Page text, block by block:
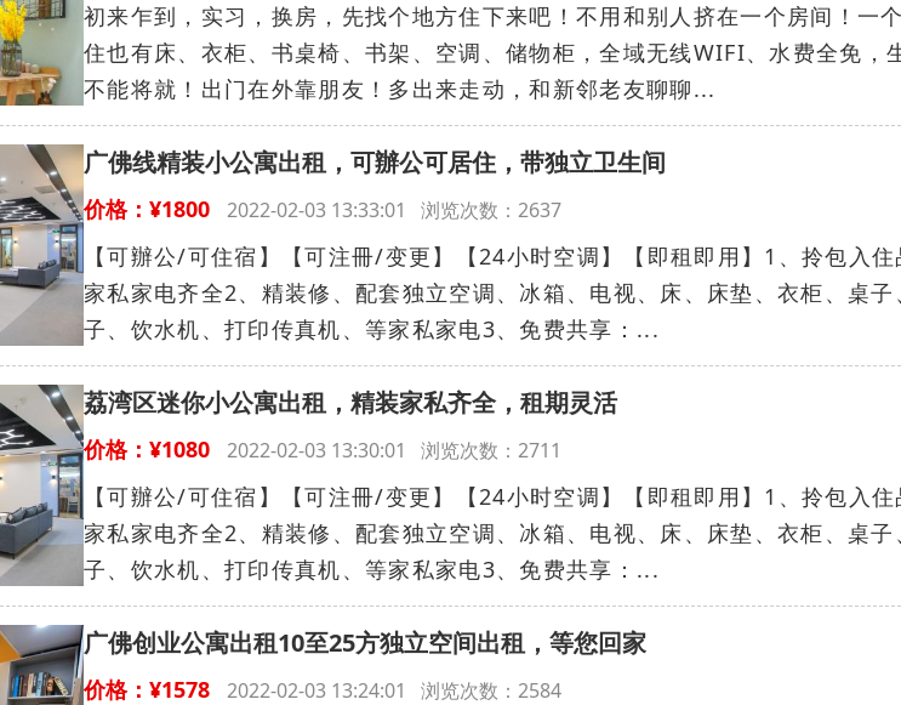
初来乍到，实习，换房，先找个地方住下来吧！不用和别人挤在一个房间！一
住也有床、衣柜、书桌椅、书架、空调、储物柜，全域无线WIFI、水费全免，
不能将就！出门在外靠朋友！多出来走动，和新邻老友聊聊...
广佛线精装小公寓出租，可辦公可居住，带独立卫生间
价格：¥1800 2022-02-03 13:33:01 浏览次数：2637
【可辦公/可住宿】【可注冊/变更】【24小时空调】【即租即用】1、拎包入
家私家电齐全2、精装修、配套独立空调、冰箱、电视、床、床垫、衣柜、桌子
子、饮水机、打印传真机、等家私家电3、免费共享：...
荔湾区迷你小公寓出租，精装家私齐全，租期灵活
价格：¥1080 2022-02-03 13:30:01 浏览次数：2711
【可辦公/可住宿】【可注冊/变更】【24小时空调】【即租即用】1、拎包入
家私家电齐全2、精装修、配套独立空调、冰箱、电视、床、床垫、衣柜、桌子
子、饮水机、打印传真机、等家私家电3、免费共享：...
广佛创业公寓出租10至25方独立空间出租，等您回家
价格：¥1578 2022-02-03 13:24:01 浏览次数：2584